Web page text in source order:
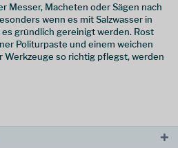
Messer, Macheten oder Sägen nach
wenn es mit Salzwasser in
gründlich gereinigt werden. Rost
Politurpaste und einem weichen
Werkzeuge so richtig pflegst, werden